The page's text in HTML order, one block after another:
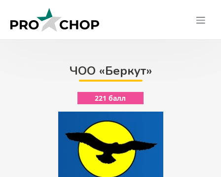
content
ЧОО «Беркут»
221 балл